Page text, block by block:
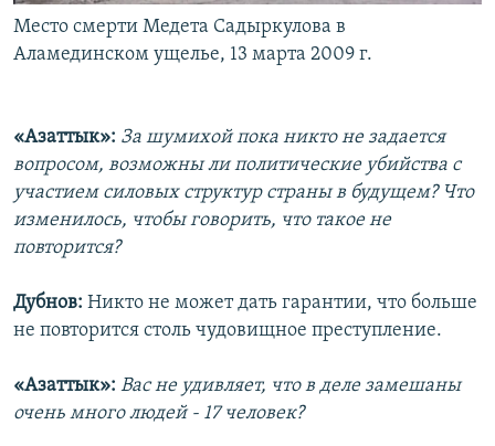
Место смерти Медета Садыркулова в
Аламединском ущелье, 13 марта 2009 г.
«Азаттык»: За шумихой пока никто не задается
вопросом, возможны ли политические убийства с
участием силовых структур страны в будущем? Что
изменилось, чтобы говорить, что такое не
повторится?
Дубнов: Никто не может дать гарантии, что больше
не повторится столь чудовищное преступление.
«Азаттык»: Вас не удивляет, что в деле замешаны
очень много людей - 17 человек?